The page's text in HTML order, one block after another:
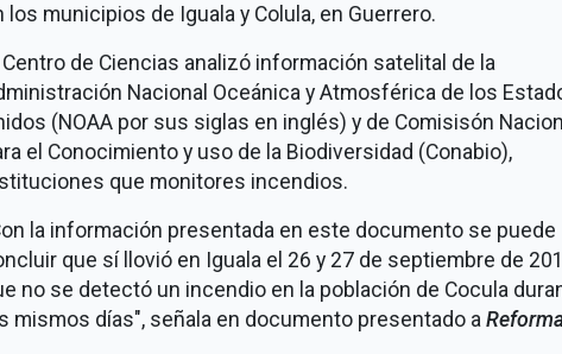
los municipios de Iguala y Colula, en Guerrero.
Centro de Ciencias analizó información satelital de la
Nacional Oceánica y Atmosférica de los
(NOAA por sus siglas en inglés) y de Comisisón
el Conocimiento y uso de la Biodiversidad (Conabio),
que monitores incendios.
la información presentada en este documento se puede
que sí llovió en Iguala el 26 y 27 de septiembre de
no se detectó un incendio en la población de Cocula
mismos días", señala en documento presentado a